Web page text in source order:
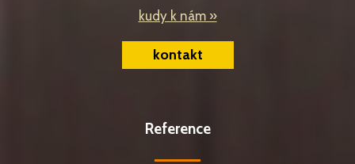
kudy k nám »
kontakt
Reference